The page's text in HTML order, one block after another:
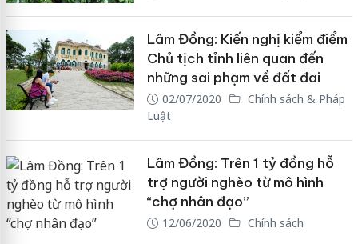
Lâm Đồng: Kiến nghị kiểm điểm
Chủ tịch tỉnh liên quan đến
những sai phạm về đất đai
02/07/2020
Chính sách & Pháp
Luật
Lâm Đồng: Trên 1 tỷ đồng hỗ
trợ người nghèo từ mô hình
“chợ nhân đạo”
12/06/2020 Chính sách